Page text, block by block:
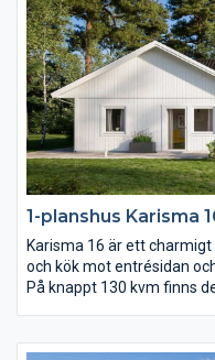
1-planshus Karisma
Karisma 16 är ett
och kök mot entrésidan
På knappt 130 kvm finns
ryggåstak.